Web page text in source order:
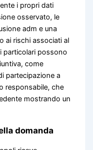
i propri dati
osservato, le
adm e una
ai rischi associati al
particolari possono
come
partecipazione a
responsabile, che
mostrando un
domanda